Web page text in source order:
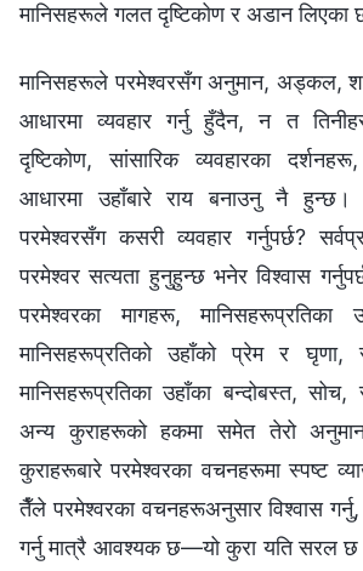
मानिसहरूले गलत दृष्टिकोण र अडान लिएका
मानिसहरूले परमेश्‍वरसँग अनुमान, अड्कल,
आधारमा व्यवहार गर्नु हुँदैन, न त
दृष्टिकोण, सांसारिक व्यवहारका
आधारमा उहाँबारे राय बनाउनु नै
परमेश्‍वरसँग कसरी व्यवहार गर्नुपर्छ?
परमेश्‍वर सत्यता हुनुहुन्छ भनेर विश्‍वास
परमेश्‍वरका मागहरू, मानिसहरूप्रतिका
मानिसहरूप्रतिको उहाँको प्रेम र घृणा,
मानिसहरूप्रतिका उहाँका बन्दोबस्त,
अन्य कुराहरूको हकमा समेत तेरो
कुराहरूबारे परमेश्‍वरका वचनहरूमा स्पष्ट
तैँले परमेश्‍वरका वचनहरूअनुसार विश्‍वास
गर्नु मात्रै आवश्यक छ—यो कुरा यति सरल